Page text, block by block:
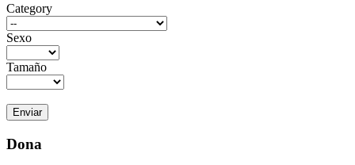
Category
Sexo
Tamaño
Dona